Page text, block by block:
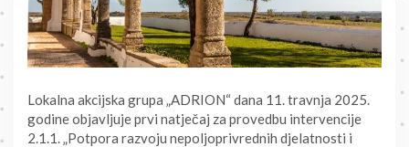
Lokalna akcijska grupa „ADRION“ dana 11. travnja 2025.
godine objavljuje prvi natječaj za provedbu intervencije
2.1.1. „Potpora razvoju nepoljoprivrednih djelatnosti i